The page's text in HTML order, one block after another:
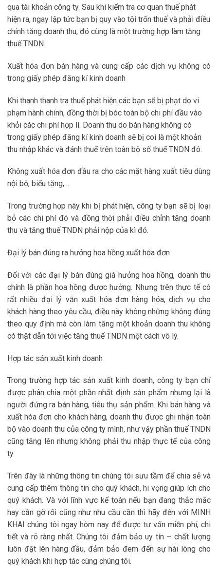
qua tài khoản công ty. Sau khi kiểm tra cơ quan thuế phát
hiện ra, ngay lập tức bạn bị quy vào tội trốn thuế và phải điều
chỉnh tăng doanh thu, đó cũng là một trường hợp làm tăng
thuế TNDN.
Xuất hóa đơn bán hàng và cung cấp các dịch vụ không có
trong giấy phép đăng kí kinh doanh
Khi thanh thanh tra thuế phát hiện các bạn sẽ bị phạt do vi
phạm hành chính, đồng thời bị bóc toàn bộ chi phí đầu vào
khỏi các chi phí hợp lí. Doanh thu do bán hàng không có
trong giấy phép đăng kí kinh doanh sẽ bị coi là một khoản
thu nhập khác và đánh thuế trên toàn bộ số thuế TNDN đó.
Không xuất hóa đơn đầu ra cho các mặt hàng xuất tiêu dùng
nội bộ, biếu tặng,…
Trong trường hợp này khi bị phát hiện, công ty bạn sẽ bị loại
bỏ các chi phí đó và đồng thời phải điều chỉnh tăng doanh
thu và tăng thuế TNDN phải nộp của kì đó.
Đại lý bán đúng ra hưởng hoa hồng xuất hóa đơn
Đối với các đại lý bán đúng giá hưởng hoa hồng, doanh thu
chính là phần hoa hồng được hưởng. Nhưng trên thực tế có
rất nhiều đại lý vẫn xuất hóa đơn hàng hóa, dịch vụ cho
khách hàng theo yêu cầu, điều này không những không đúng
theo quy định mà còn làm tăng một khoản doanh thu không
có thật dẫn tới việc tăng thuế TNDN một cách vô lý.
Hợp tác sản xuất kinh doanh
Trong trường hợp tác sản xuất kinh doanh, công ty bạn chỉ
được phân chia một phần nhất định sản phẩm nhưng lại là
người đứng ra bán hàng, tiêu thụ sản phẩm. Khi bán hàng và
xuất hóa đơn cho khách hàng, doanh thu được ghi nhận toàn
bộ vào doanh thu của công ty mình, như vậy phần thuế TNDN
cũng tăng lên nhưng không phải thu nhập thực tế của công
ty
Trên đây là những thông tin chúng tôi sưu tầm để chia sẻ và
cung cấp thêm thông tin cho quý khách, hi vọng giúp ích cho
quý khách. Và với lĩnh vực kế toán nếu bạn đang thắc mắc
hay cần gỡ rối cũng như nhu cầu cần thì hãy đến với MINH
KHAI chúng tôi ngay hôm nay để được tư vấn miễn phí, chi
tiết và rõ ràng nhất. Chúng tôi đảm bảo uy tín – chất lượng
luôn đặt lên hàng đầu, đảm bảo đem đến sự hài lòng cho
quý khách khi hợp tác cùng chúng tôi.